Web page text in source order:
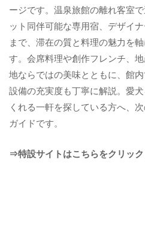
ージです。温泉旅館の離れ客室
ット同伴可能な専用宿、デザイ
まで、滞在の質と料理の魅力を
す。会席料理や創作フレンチ、
地ならではの美味とともに、館
設備の充実度も丁寧に解説。愛
くれる一軒を探している方へ、
ガイドです。
⇒特設サイトはこちらをクリック